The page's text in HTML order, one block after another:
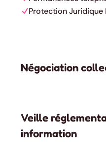
Protection Juridique
Négociation
Veille
information